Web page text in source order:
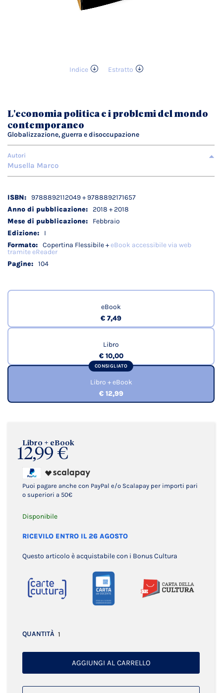
Indice
Estratto
galleria
di
immagini
Libro + eBook
12,99 €
Puoi pagare anche con PayPal e/o Scalapay per importi pari
o superiori a 50€
Disponibile
RICEVILO ENTRO IL 26 AGOSTO
Questo articolo è acquistabile con i Bonus Cultura
QUANTITÀ
AGGIUNGI AL CARRELLO
L'economia politica e i problemi del mondo
contemporaneo
Globalizzazione, guerra e disoccupazione
Autori
Musella Marco
Dettagli
tecnici
9788892112049 + 9788892171657
2018 + 2018
Febbraio
I
Copertina Flessibile +eBook accessibile via web
tramite eReader
104
eBook
€ 7,49
Libro
€ 10,00
CONSIGLIATO
Libro + eBook
€ 12,99